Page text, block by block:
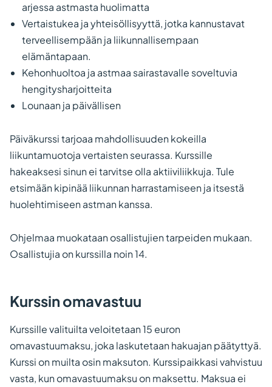
arjessa astmasta huolimatta
Vertaistukea ja yhteisöllisyyttä, jotka kannustavat
terveellisempään ja liikunnallisempaan
elämäntapaan.
Kehonhuoltoa ja astmaa sairastavalle soveltuvia
hengitysharjoitteita
Lounaan ja päivällisen
Päiväkurssi tarjoaa mahdollisuuden kokeilla
liikuntamuotoja vertaisten seurassa. Kurssille
hakeaksesi sinun ei tarvitse olla aktiiviliikkuja. Tule
etsimään kipinää liikunnan harrastamiseen ja itsestä
huolehtimiseen astman kanssa.
Ohjelmaa muokataan osallistujien tarpeiden mukaan.
Osallistujia on kurssilla noin 14.
Kurssin omavastuu
Kurssille valituilta veloitetaan 15 euron
omavastuumaksu, joka laskutetaan hakuajan päätyttyä.
Kurssi on muilta osin maksuton. Kurssipaikkasi vahvistuu
vasta, kun omavastuumaksu on maksettu. Maksua ei